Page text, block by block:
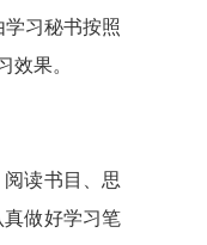
习秘书按照
效果。
读书目、思
做好学习笔